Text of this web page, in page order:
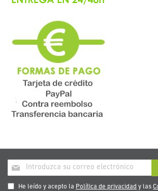
Inscríbase
a
nuestroHe leído y acepto la Política de privacidad y las